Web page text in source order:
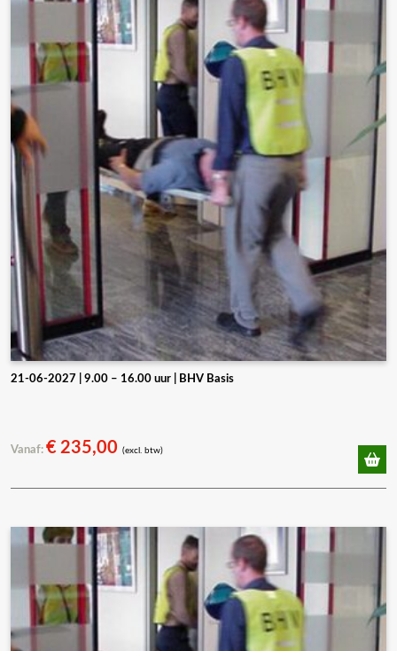
21-06-2027 | 9.00 – 16.00 uur | BHV Basis
Vanaf: € 235,00 (excl. btw)